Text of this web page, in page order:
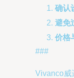
确认
避免
价格
###
Vivanco威